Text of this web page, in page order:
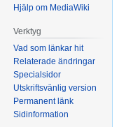
Hjälp om MediaWiki
Verktyg
Vad som länkar hit
Relaterade ändringar
Specialsidor
Utskriftsvänlig version
Permanent länk
Sidinformation